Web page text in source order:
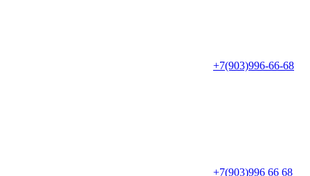
+7(903)996-66-68
+7(903)996 66 68